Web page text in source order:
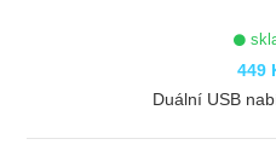
449
Duální USB